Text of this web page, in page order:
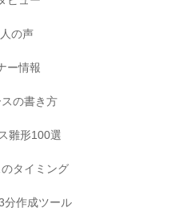
の声
ー情報
の書き方
雛形100選
タイミング
分作成ツール